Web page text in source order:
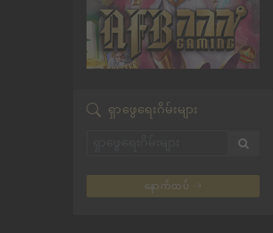
ရှာဖွေရေးဂိမ်းများ
နောက်ထပ်